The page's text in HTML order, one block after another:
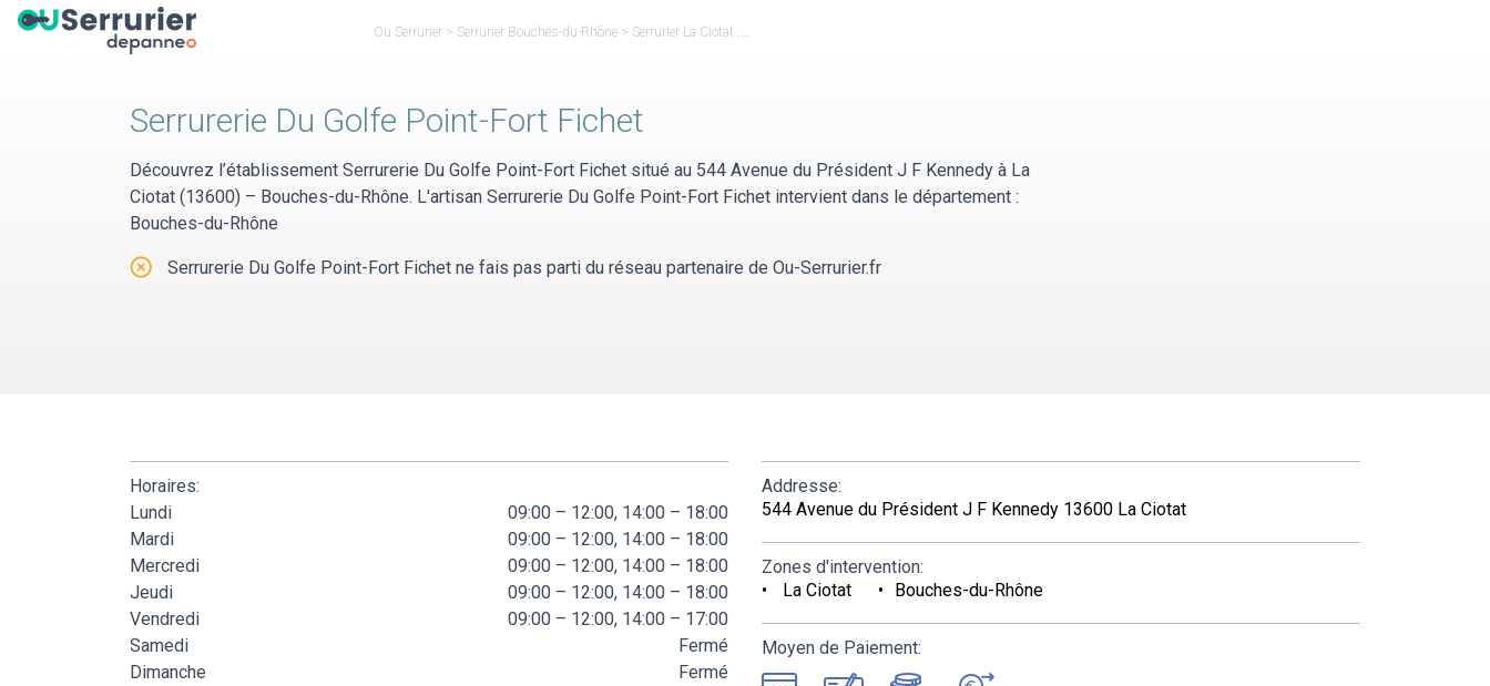
Panneau de gestion des cookies
Ou Serrurier > Serrurier Bouches-du-Rhône > Serrurier La Ciotat
Serrurerie Du Golfe Point-Fort Fichet
Découvrez l’établissement Serrurerie Du Golfe Point-Fort Fichet situé au 544 Avenue du Président J F Kennedy à La
Ciotat (13600) – Bouches-du-Rhône. L'artisan Serrurerie Du Golfe Point-Fort Fichet intervient dans le département :
Bouches-du-Rhône
Serrurerie Du Golfe Point-Fort Fichet ne fais pas parti du réseau partenaire de Ou-Serrurier.fr
Horaires:
Lundi
09:00 – 12:00, 14:00 – 18:00
Mardi
09:00 – 12:00, 14:00 – 18:00
Mercredi
09:00 – 12:00, 14:00 – 18:00
Jeudi
09:00 – 12:00, 14:00 – 18:00
Vendredi
09:00 – 12:00, 14:00 – 17:00
Samedi
Fermé
Dimanche
Fermé
Addresse:
544 Avenue du Président J F Kennedy 13600 La Ciotat
Zones d'intervention:
La Ciotat
Bouches-du-Rhône
Moyen de Paiement: